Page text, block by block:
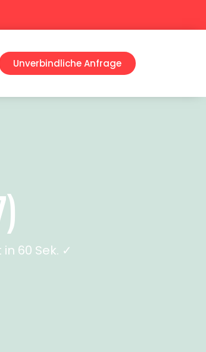
Unverbindliche Anfrage
60 Sek. ✓